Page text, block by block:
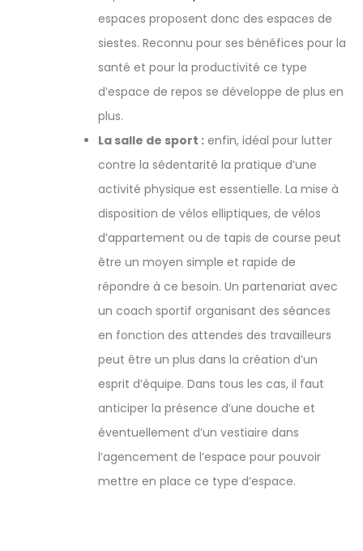
espaces proposent donc des espaces de
siestes. Reconnu pour ses bénéfices pour la
santé et pour la productivité ce type
d’espace de repos se développe de plus en
plus.
La salle de sport : enfin, idéal pour lutter
contre la sédentarité la pratique d’une
activité physique est essentielle. La mise à
disposition de vélos elliptiques, de vélos
d’appartement ou de tapis de course peut
être un moyen simple et rapide de
répondre à ce besoin. Un partenariat avec
un coach sportif organisant des séances
en fonction des attendes des travailleurs
peut être un plus dans la création d’un
esprit d’équipe. Dans tous les cas, il faut
anticiper la présence d’une douche et
éventuellement d’un vestiaire dans
l’agencement de l’espace pour pouvoir
mettre en place ce type d’espace.